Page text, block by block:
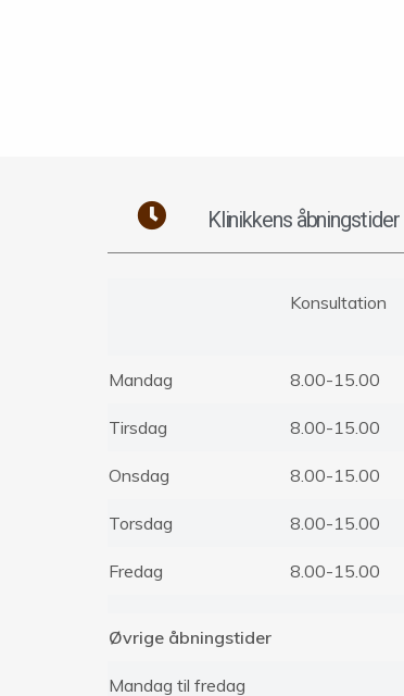
Klinikkens åbningstider
Konsultation
Mandag 8.00-15.00
Tirsdag 8.00-15.00
Onsdag 8.00-15.00
Torsdag 8.00-15.00
Fredag 8.00-15.00
Øvrige åbningstider
Mandag til fredag